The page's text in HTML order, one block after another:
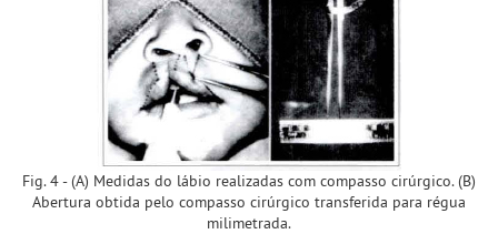
Fig. 4 - (A) Medidas do lábio realizadas com compasso cirúrgico. (B)
Abertura obtida pelo compasso cirúrgico transferida para régua
milimetrada.